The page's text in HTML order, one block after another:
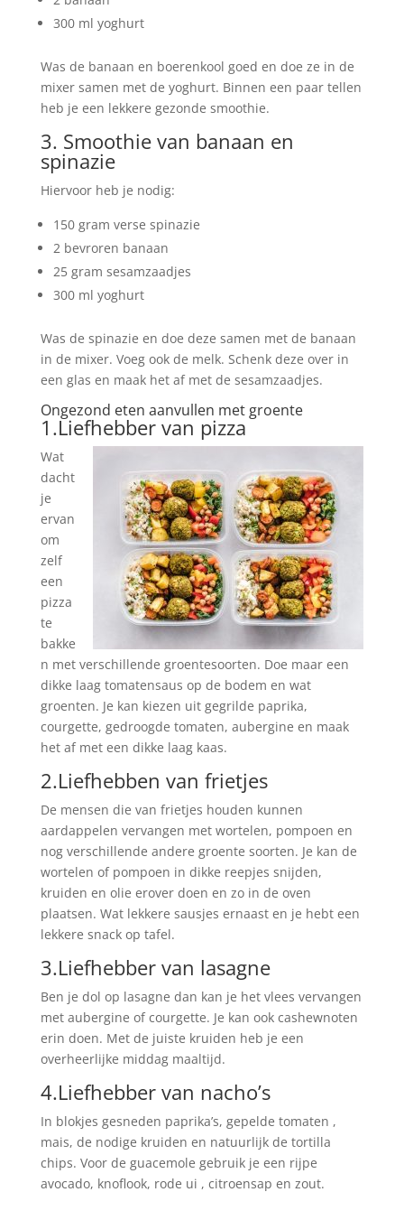
300 ml yoghurt
Was de banaan en boerenkool goed en doe ze in de
mixer samen met de yoghurt. Binnen een paar tellen
heb je een lekkere gezonde smoothie.
3. Smoothie van banaan en
spinazie
Hiervoor heb je nodig:
150 gram verse spinazie
2 bevroren banaan
25 gram sesamzaadjes
300 ml yoghurt
Was de spinazie en doe deze samen met de banaan
in de mixer. Voeg ook de melk. Schenk deze over in
een glas en maak het af met de sesamzaadjes.
Ongezond eten aanvullen met groente
1.Liefhebber van pizza
Wat
dacht
je
ervan
om
zelf
een
pizza
te
bakke
n met verschillende groentesoorten. Doe maar een
dikke laag tomatensaus op de bodem en wat
groenten. Je kan kiezen uit gegrilde paprika,
courgette, gedroogde tomaten, aubergine en maak
het af met een dikke laag kaas.
2.Liefhebben van frietjes
De mensen die van frietjes houden kunnen
aardappelen vervangen met wortelen, pompoen en
nog verschillende andere groente soorten. Je kan de
wortelen of pompoen in dikke reepjes snijden,
kruiden en olie erover doen en zo in de oven
plaatsen. Wat lekkere sausjes ernaast en je hebt een
lekkere snack op tafel.
3.Liefhebber van lasagne
Ben je dol op lasagne dan kan je het vlees vervangen
met aubergine of courgette. Je kan ook cashewnoten
erin doen. Met de juiste kruiden heb je een
overheerlijke middag maaltijd.
4.Liefhebber van nacho’s
In blokjes gesneden paprika’s, gepelde tomaten ,
mais, de nodige kruiden en natuurlijk de tortilla
chips. Voor de guacemole gebruik je een rijpe
avocado, knoflook, rode ui , citroensap en zout.